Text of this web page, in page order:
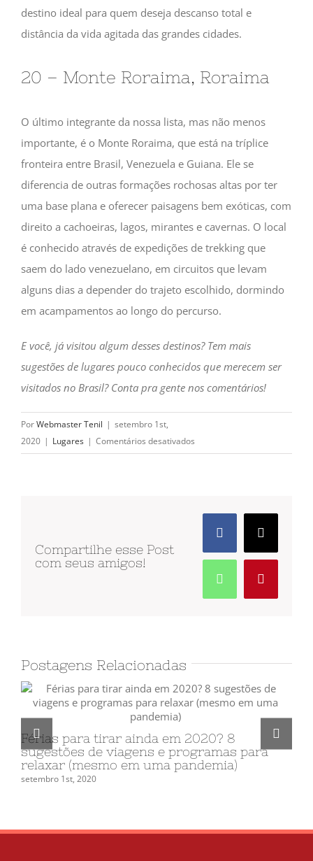
destino ideal para quem deseja descanso total e
distância da vida agitada das grandes cidades.
20 – Monte Roraima, Roraima
O último integrante da nossa lista, mas não menos
importante, é o Monte Roraima, que está na tríplice
fronteira entre Brasil, Venezuela e Guiana. Ele se
diferencia de outras formações rochosas altas por ter
uma base plana e oferecer paisagens bem exóticas, com
direito a cachoeiras, lagos, mirantes e cavernas. O local
é conhecido através de expedições de trekking que
saem do lado venezuelano, em circuitos que levam
alguns dias a depender do trajeto escolhido, dormindo
em acampamentos ao longo do percurso.
E você, já visitou algum desses destinos? Tem mais
sugestões de lugares pouco conhecidos que merecem ser
visitados no Brasil? Conta pra gente nos comentários!
PorWebmaster Tenil | setembro 1st,
2020 | Lugares | Comentários desativados
20
merecem
sua
Compartilhe esse Post
com seus amigos!
Facebook
X
WhatsAppPinterest
Postagens Relacionadas
Férias para tirar ainda em 2020? 8
sugestões de viagens e programas para
relaxar (mesmo em uma pandemia)
setembro 1st, 2020